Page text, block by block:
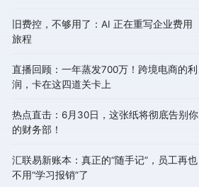
旧费控，不够用了：AI 正在重写企业费用
旅程
直播回顾：一年蒸发700万！跨境电商的利
润，卡在这四道关卡上
热点直击：6月30日，这张纸将彻底告别你
的财务部！
汇联易新账本：真正的“随手记”，员工再也
不用“学习报销”了